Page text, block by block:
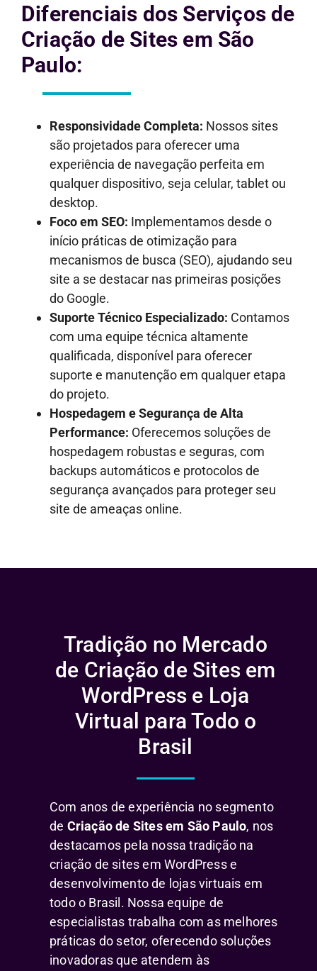
Diferenciais dos Serviços de
Criação de Sites em São
Paulo:
Responsividade Completa: Nossos sites
são projetados para oferecer uma
experiência de navegação perfeita em
qualquer dispositivo, seja celular, tablet ou
desktop.
Foco em SEO: Implementamos desde o
início práticas de otimização para
mecanismos de busca (SEO), ajudando seu
site a se destacar nas primeiras posições
do Google.
Suporte Técnico Especializado: Contamos
com uma equipe técnica altamente
qualificada, disponível para oferecer
suporte e manutenção em qualquer etapa
do projeto.
Hospedagem e Segurança de Alta
Performance: Oferecemos soluções de
hospedagem robustas e seguras, com
backups automáticos e protocolos de
segurança avançados para proteger seu
site de ameaças online.
Tradição no Mercado
de Criação de Sites em
WordPress e Loja
Virtual para Todo o
Brasil
Com anos de experiência no segmento
de Criação de Sites em São Paulo, nos
destacamos pela nossa tradição na
criação de sites em WordPress e
desenvolvimento de lojas virtuais em
todo o Brasil. Nossa equipe de
especialistas trabalha com as melhores
práticas do setor, oferecendo soluções
inovadoras que atendem às